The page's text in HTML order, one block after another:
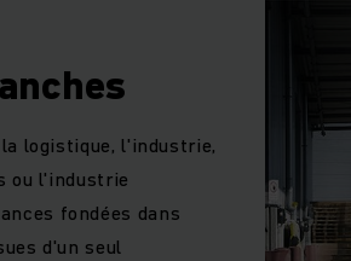
logistique, l'industrie,
ou l'industrie
fondées dans
d'un seul